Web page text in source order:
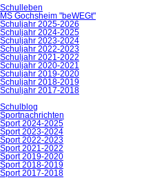
Schulleben
MS Gochsheim "beWEGt"
Schuljahr 2025-2026
Schuljahr 2024-2025
Schuljahr 2023-2024
Schuljahr 2022-2023
Schuljahr 2021-2022
Schuljahr 2020-2021
Schuljahr 2019-2020
Schuljahr 2018-2019
Schuljahr 2017-2018
Schulblog
Sportnachrichten
Sport 2024-2025
Sport 2023-2024
Sport 2022-2023
Sport 2021-2022
Sport 2019-2020
Sport 2018-2019
Sport 2017-2018